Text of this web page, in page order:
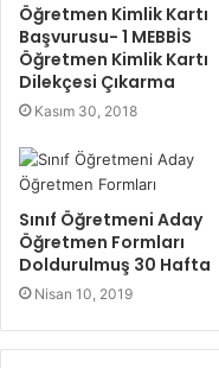
Öğretmen Kimlik Kartı
Başvurusu- 1 MEBBİS
Öğretmen Kimlik Kartı
Dilekçesi Çıkarma
Kasım 30, 2018
Sınıf Öğretmeni Aday
Öğretmen Formları
Doldurulmuş 30 Hafta
Nisan 10, 2019